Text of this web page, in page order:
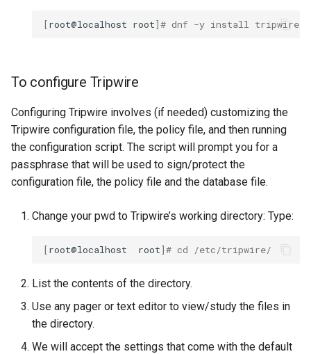
[root@localhost root]# dnf -y install tripwire
To configure Tripwire
Configuring Tripwire involves (if needed) customizing the
Tripwire configuration file, the policy file, and then running
the configuration script. The script will prompt you for a
passphrase that will be used to sign/protect the
configuration file, the policy file and the database file.
Change your pwd to Tripwire’s working directory: Type:
[root@localhost root]# cd /etc/tripwire/
List the contents of the directory.
Use any pager or text editor to view/study the files in
the directory.
We will accept the settings that come with the default